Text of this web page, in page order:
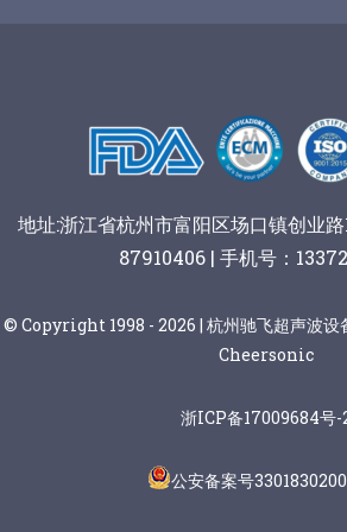
地址:浙江省杭州市富阳区场口镇创业路
87910406 | 手机号：
© Copyright 1998 - 2026 | 杭州驰飞超声波
Cheersonic
浙ICP备17009684号-
公安备案号